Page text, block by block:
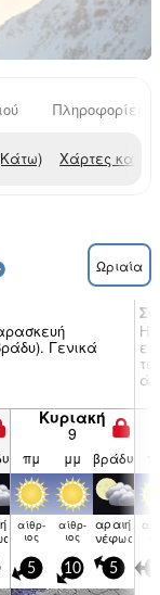
Πληροφορίες
Χάρτες
Ωριαία
Γενικά
Κυριακή
9
πμ μμ βράδυ
αίθρ­
ιος
αίθρ­
ιος
αραιή
νέφωση
5 10 5